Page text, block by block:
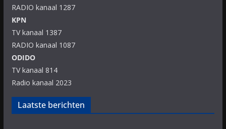
RADIO kanaal 1287
KPN
TV kanaal 1387
RADIO kanaal 1087
ODIDO
TV kanaal 814
Radio kanaal 2023
Laatste berichten